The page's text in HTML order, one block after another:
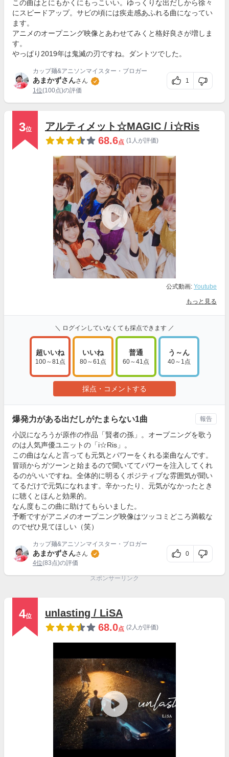
この曲はとにもかくにもっこいい。ゆっくりな出だしから徐々
にスピードアップ。サビの頃には疾走感あふれる曲になってい
ます。
アニメのオープニング映像とあわせてみくと格好良さが増しま
す。
やっぱり2019年は鬼滅の刃ですね。ダントツでした。
カップ麺&アニソンマイスター・ブロガー
あまかずさんさん
1位(100点)の評価
1
3位
アルティメット☆MAGIC / i☆Ris
68.6点 (1人が評価)
公式動画: Youtube
もっと見る
＼ ログインしていなくても採点できます ／
超いいね
100～81点
いいね
80～61点
普通
60～41点
う～ん
40～1点
採点・コメントする
爆発力がある出だしがたまらない1曲
小説になろうが原作の作品「賢者の孫」。オープニングを歌う
のは人気声優ユニットの「i☆Ris」。
この曲はなんと言っても元気とパワーをくれる楽曲なんです。
冒頭からガツーンと始まるので聞いててパワーを注入してくれ
るのがいいですね。全体的に明るくポジティブな雰囲気が聞い
てるだけで元気になれます。辛かったり、元気がなかったとき
に聴くとほんと効果的。
なん度もこの曲に助けてもらいました。
予断ですがアニメのオープニング映像はツッコミどころ満載な
のでぜひ見てほしい（笑）
カップ麺&アニソンマイスター・ブロガー
あまかずさんさん
4位(83点)の評価
0
報告
スポンサーリンク
4位
unlasting / LiSA
68.0点 (2人が評価)